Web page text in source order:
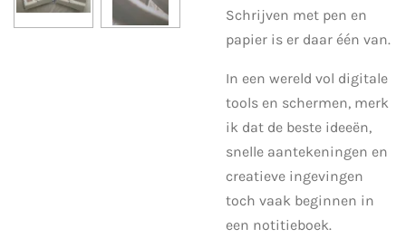
Schrijven met pen en
papier is er daar één van.
In een wereld vol digitale
tools en schermen, merk
ik dat de beste ideeën,
snelle aantekeningen en
creatieve ingevingen
toch vaak beginnen in
een notitieboek.